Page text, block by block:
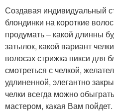
Создавая индивидуальный
блондинки на короткие
продумать – какой длинны
затылок, какой вариант
волосах стрижка пикси для
смотреться с челкой,
удлиненной, элегантно
челки всегда можно
мастером, какая Вам пойдет.